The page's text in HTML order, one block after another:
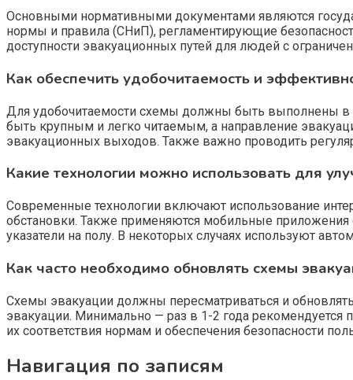
Основными нормативными документами являются
нормы и правила (СНиП), регламентирующие
доступности эвакуационных путей для людей с
Как обеспечить удобочитаемость и
Для удобочитаемости схемы должны быть выполнены в
быть крупным и легко читаемым, а направление
эвакуационных выходов. Также важно проводить
Какие технологии можно использовать для
Современные технологии включают использование
обстановки. Также применяются мобильные
указатели на полу. В некоторых случаях используют
Как часто необходимо обновлять схемы
Схемы эвакуации должны пересматриваться и
эвакуации. Минимально — раз в 1-2 года рекомендуется
их соответствия нормам и обеспечения безопасности
Навигация по записям